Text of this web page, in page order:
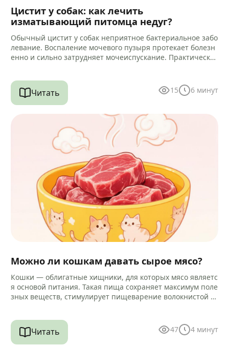
Цистит у собак: как лечить
изматывающий питомца недуг?
Обычный цистит у собак неприятное бактериальное забо
левание. Воспаление мочевого пузыря протекает болезн
енно и сильно затрудняет мочеиспускание. Практически
Читать 15 6 минут
Можно ли кошкам давать сырое мясо?
Кошки — облигатные хищники, для которых мясо являетс
я основой питания. Такая пища сохраняет максимум поле
зных веществ, стимулирует пищеварение волокнистой ст
Читать 47 4 минут